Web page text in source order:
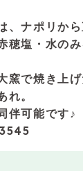
、ナポリか
穂塩・水の
窯で焼き上
れ。
伴可能です♪